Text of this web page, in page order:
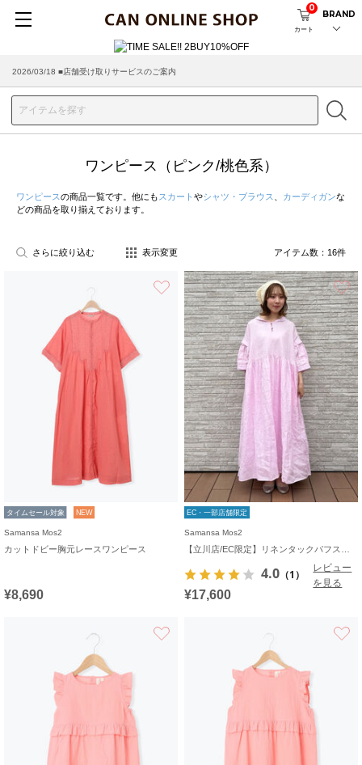
カート
0
BRAND
2026/03/18 ■店舗受け取りサービスのご案内
ワンピース（ピンク/桃色系）
ワンピースの商品一覧です。他にも スカート やシャツ・ブラウス カーディガンな
どの商品を取り揃えております。
さらに絞り込む 表示変更 アイテム数： 16件
お気に入り
タイムセール対象 NEW
Samansa Mos2
カットドビー胸元レースワンピース
¥8,690
EC・一部店舗限定
Samansa Mos2
4.0 （1）
レビュー
を見る
¥17,600